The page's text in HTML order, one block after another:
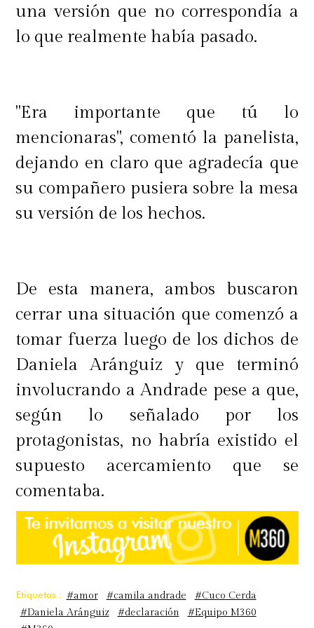
una versión que no correspondía a
lo que realmente había pasado.
"Era importante que tú lo
mencionaras", comentó la panelista,
dejando en claro que agradecía que
su compañero pusiera sobre la mesa
su versión de los hechos.
De esta manera, ambos buscaron
cerrar una situación que comenzó a
tomar fuerza luego de los dichos de
Daniela Aránguiz y que terminó
involucrando a Andrade pese a que,
según lo señalado por los
protagonistas, no habría existido el
supuesto acercamiento que se
comentaba.
Etiquetas : #amor #camila andrade
#Cuco Cerda
#Daniela Aránguiz
#declaración
#Equipo M360